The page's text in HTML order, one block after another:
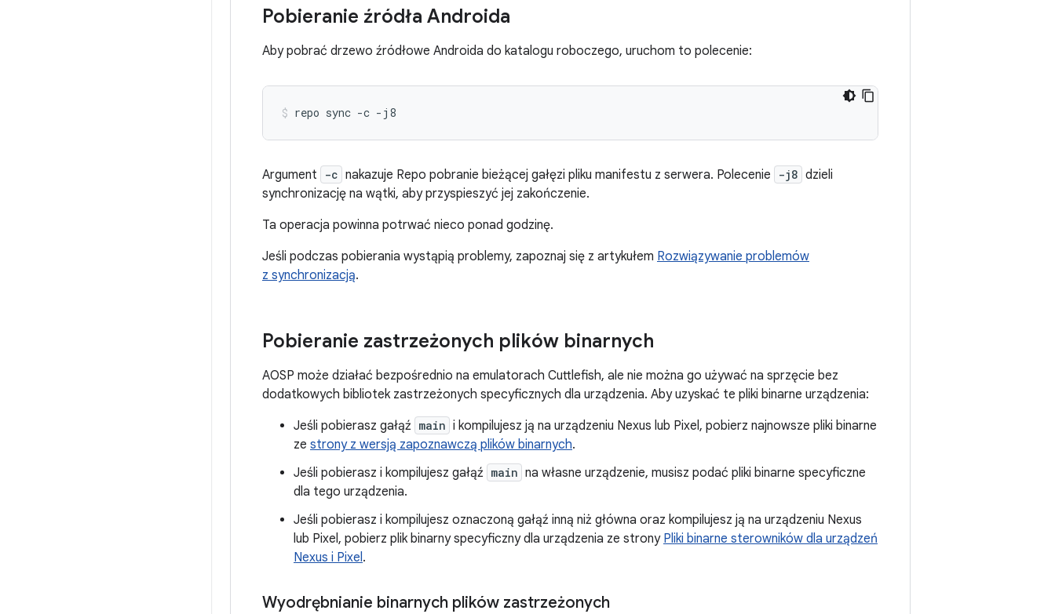
Pobieranie źródła Androida
Aby pobrać drzewo źródłowe Androida do katalogu roboczego, uruchom to polecenie:
repo sync -c -j8
Argument -c nakazuje Repo pobranie bieżącej gałęzi pliku manifestu z serwera. Polecenie -j8 dzieli
synchronizację na wątki, aby przyspieszyć jej zakończenie.
Ta operacja powinna potrwać nieco ponad godzinę.
Jeśli podczas pobierania wystąpią problemy, zapoznaj się z artykułem Rozwiązywanie problemów
z synchronizacją.
Pobieranie zastrzeżonych plików binarnych
AOSP może działać bezpośrednio na emulatorach Cuttlefish, ale nie można go używać na sprzęcie bez
dodatkowych bibliotek zastrzeżonych specyficznych dla urządzenia. Aby uzyskać te pliki binarne urządzenia:
Jeśli pobierasz gałąź main i kompilujesz ją na urządzeniu Nexus lub Pixel, pobierz najnowsze pliki binarne
ze strony z wersją zapoznawczą plików binarnych.
Jeśli pobierasz i kompilujesz gałąź main na własne urządzenie, musisz podać pliki binarne specyficzne
dla tego urządzenia.
Jeśli pobierasz i kompilujesz oznaczoną gałąź inną niż główna oraz kompilujesz ją na urządzeniu Nexus
lub Pixel, pobierz plik binarny specyficzny dla urządzenia ze strony Pliki binarne sterowników dla urządzeń
Nexus i Pixel.
Wyodrębnianie binarnych plików zastrzeżonych